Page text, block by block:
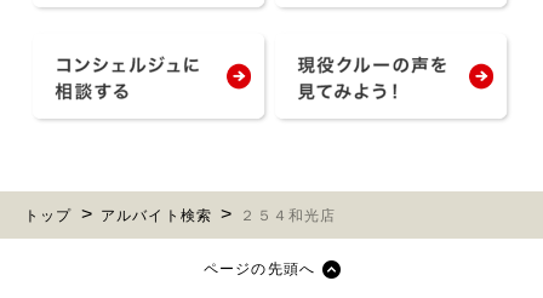
トップ アルバイト検索 ２５４和光店
ページの先頭へ